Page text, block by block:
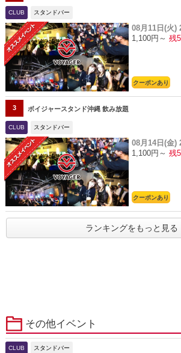
CLUB スタンドバー
08月11日(火)
1,100円～ 残
クーポンあり
3 ボイジャースタンド沖縄 飲み放題
CLUB スタンドバー
08月14日(金)
1,100円～ 残
クーポンあり
ランキングをもっと見る
その他イベント
CLUB スタンドバー